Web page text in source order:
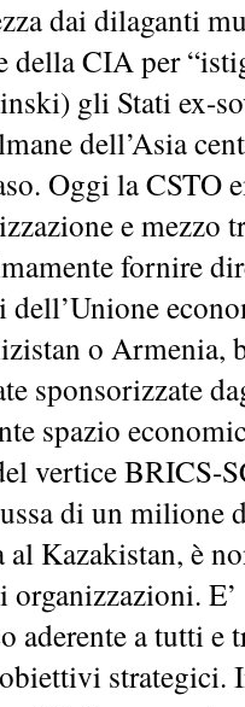
dai dilaganti
della CIA per
gli Stati ex-
dell’Asia
Oggi la CSTO
e mezzo
fornire
dell’Unione
o Armenia,
sponsorizzate
spazio
vertice BRICS-
di un milione
Kazakistan, è
organizzazioni.
aderente a tutti e
strategici.